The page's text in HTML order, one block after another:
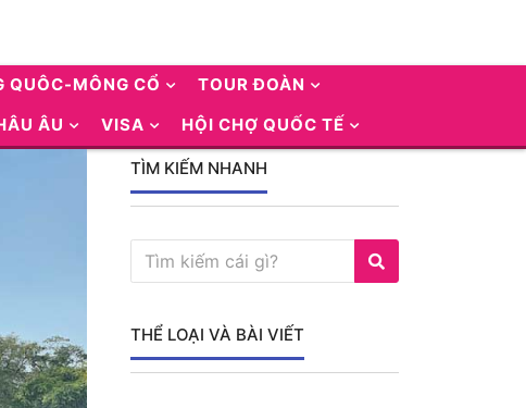
QUÔC-MÔNG CỔ
TOUR ĐOÀN
ÂU VISA HỘI CHỢ QUỐC TẾ
TÌM KIẾM NHANH
THỂ LOẠI VÀ BÀI VIẾT